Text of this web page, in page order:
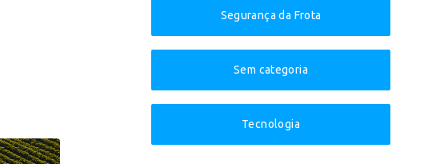
Segurança da Frota
Sem categoria
Tecnologia